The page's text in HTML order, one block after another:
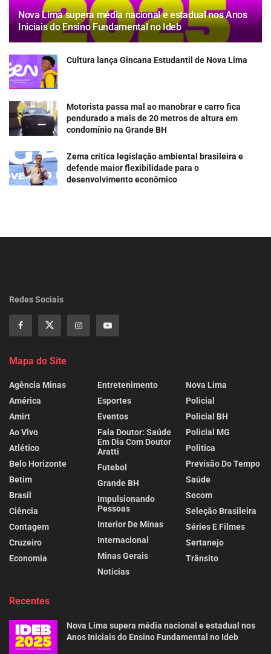
Nova Lima supera média nacional e estadual nos Anos
Iniciais do Ensino Fundamental no Ideb
Cultura lança Gincana Estudantil de Nova Lima
Motorista passa mal ao manobrar e carro fica
pendurado a mais de 20 metros de altura em
condomínio na Grande BH
Zema critica legislação ambiental brasileira e
defende maior flexibilidade para o
desenvolvimento econômico
Redes Sociais
Mapa do Site
Agência Minas
América
Amirt
Ao Vivo
Atlético
Belo Horizonte
Betim
Brasil
Ciência
Contagem
Cruzeiro
Economia
Entretenimento
Esportes
Eventos
Fala Doutor: Saúde
Em Dia Com Doutor
Aratti
Futebol
Grande BH
Impulsionando
Pessoas
Interior De Minas
Internacional
Minas Gerais
Noticias
Nova Lima
Policial
Policial BH
Policial MG
Politica
Previsão Do Tempo
Saúde
Secom
Seleção Brasileira
Séries E Filmes
Sertanejo
Trânsito
Recentes
Nova Lima supera média nacional e estadual nos
Anos Iniciais do Ensino Fundamental no Ideb